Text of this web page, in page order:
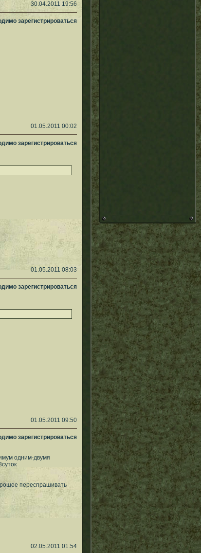
30.04.2011 19:56
зарегистрироваться
01.05.2011 00:02
зарегистрироваться
01.05.2011 08:03
зарегистрироваться
01.05.2011 09:50
зарегистрироваться
одним-двумя
переспрашивать
02.05.2011 01:54